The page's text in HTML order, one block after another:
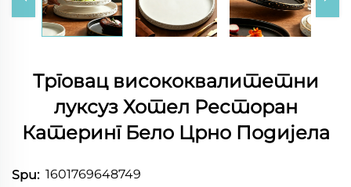
Трговац висококвалитетни
луксуз Хотел Ресторан
Катеринг Бело Црно Подијела
Spu: 1601769648749